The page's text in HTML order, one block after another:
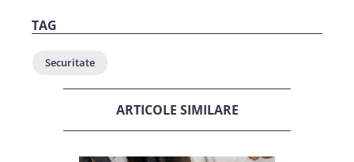
TAG
Securitate
ARTICOLE SIMILARE